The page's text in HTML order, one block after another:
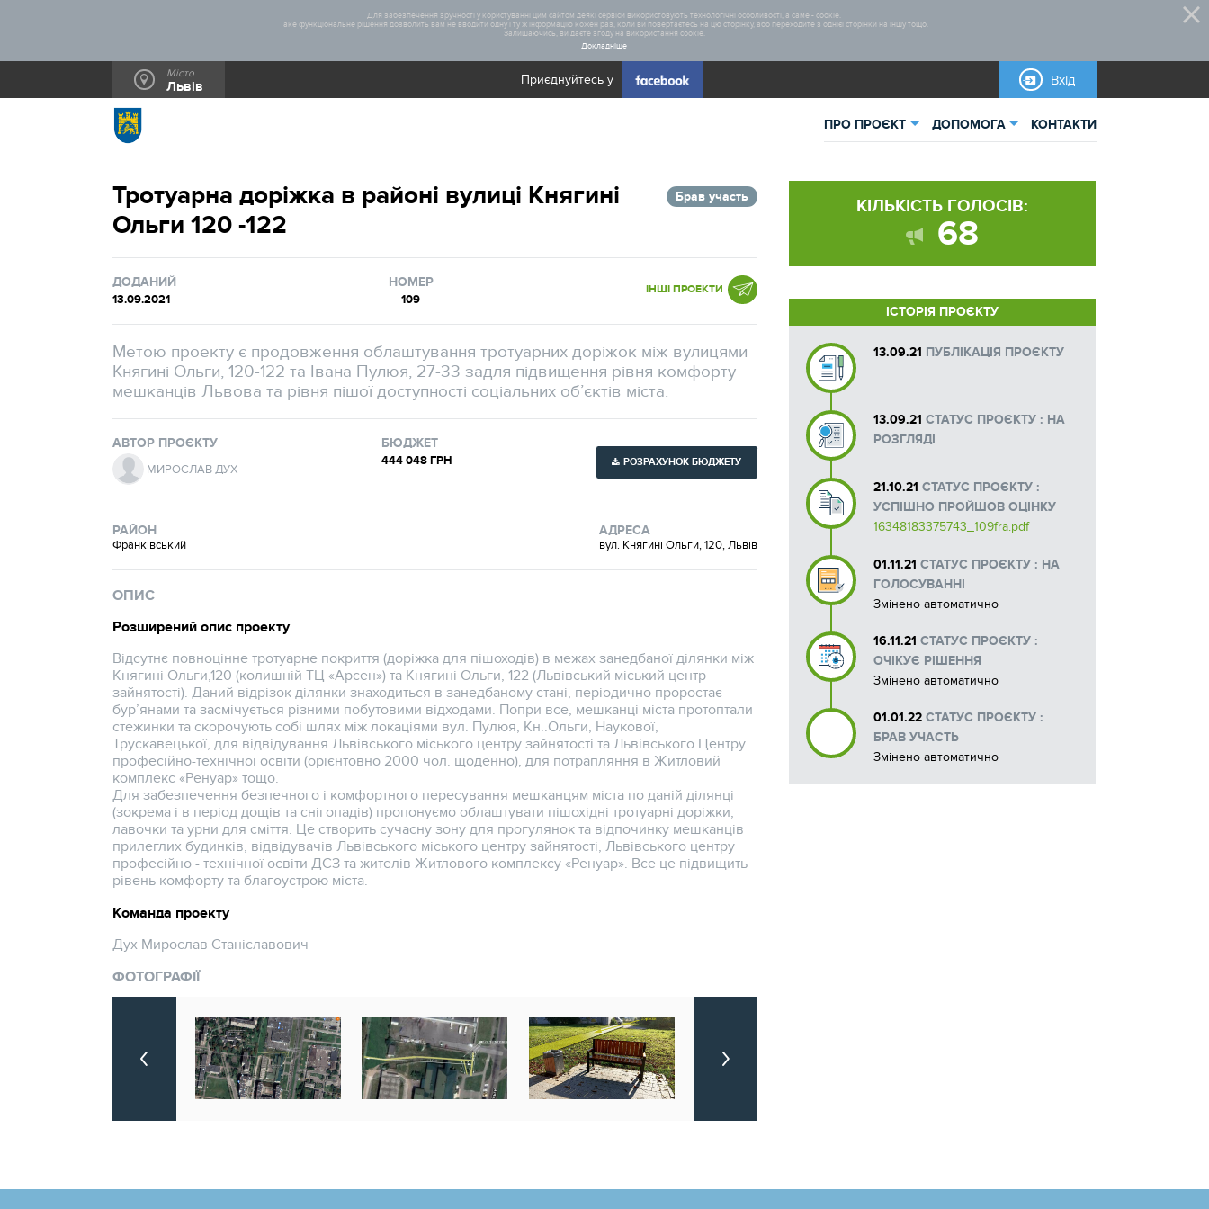
Для забезпечення зручності у користуванні цим сайтом деякі сервіси використовують технологічні особливості, а саме - cookie.
Таке функціональне рішення дозволить вам не вводити одну і ту ж інформацію кожен раз, коли ви повертаєтесь на цю сторінку, або переходите з однієї сторінки на іншу тощо.
Залишаючись, ви даєте згоду на використання cookie.
Докладніше
Місто
Львів Приєднуйтесь у Вхід
ПРО ПРОЄКТ ДОПОМОГА
Правила участі
Бланки для завантаження
Макети рекламних матеріалів
КОНТАКТИ
Тротуарна доріжка в районі вулиці Княгині
Ольги 120 -122
Брав участь
ДОДАНИЙ
13.09.2021
НОМЕР
109
ІНШІ ПРОЕКТИ
Метою проекту є продовження облаштування тротуарних доріжок між вулицями
Княгині Ольги, 120-122 та Івана Пулюя, 27-33 задля підвищення рівня комфорту
мешканців Львова та рівня пішої доступності соціальних об’єктів міста.
АВТОР ПРОЄКТУ
МИРОСЛАВ ДУХ
БЮДЖЕТ
444 048 ГРН РОЗРАХУНОК БЮДЖЕТУ
РАЙОН
Франківський
АДРЕСА
вул. Княгині Ольги, 120, Львів
ОПИС
Розширений опис проекту
Відсутнє повноцінне тротуарне покриття (доріжка для пішоходів) в межах занедбаної ділянки між
Княгині Ольги,120 (колишній ТЦ «Арсен») та Княгині Ольги, 122 (Львівський міський центр
зайнятості). Даний відрізок ділянки знаходиться в занедбаному стані, періодично проростає
бур’янами та засмічується різними побутовими відходами. Попри все, мешканці міста протоптали
стежинки та скорочують собі шлях між локаціями вул. Пулюя, Кн..Ольги, Наукової,
Трускавецької, для відвідування Львівського міського центру зайнятості та Львівського Центру
професійно-технічної освіти (орієнтовно 2000 чол. щоденно), для потрапляння в Житловий
комплекс «Ренуар» тощо.
Для забезпечення безпечного і комфортного пересування мешканцям міста по даній ділянці
(зокрема і в період дощів та снігопадів) пропонуємо облаштувати пішохідні тротуарні доріжки,
лавочки та урни для сміття. Це створить сучасну зону для прогулянок та відпочинку мешканців
прилеглих будинків, відвідувачів Львівського міського центру зайнятості, Львівського центру
професійно - технічної освіти ДСЗ та жителів Житлового комплексу «Ренуар». Все це підвищить
рівень комфорту та благоустрою міста.
Команда проекту
Дух Мирослав Станіславович
ФОТОГРАФІЇ
КІЛЬКІСТЬ ГОЛОСІВ:
68
ІСТОРІЯ ПРОЄКТУ
13.09.21 ПУБЛІКАЦІЯ ПРОЄКТУ
13.09.21 СТАТУС ПРОЄКТУ : НА
РОЗГЛЯДІ
21.10.21 СТАТУС ПРОЄКТУ :
УСПІШНО ПРОЙШОВ ОЦІНКУ
16348183375743_109fra.pdf
01.11.21 СТАТУС ПРОЄКТУ : НА
ГОЛОСУВАННІ
Змінено автоматично
16.11.21 СТАТУС ПРОЄКТУ :
ОЧІКУЄ РІШЕННЯ
Змінено автоматично
01.01.22 СТАТУС ПРОЄКТУ :
БРАВ УЧАСТЬ
Змінено автоматично